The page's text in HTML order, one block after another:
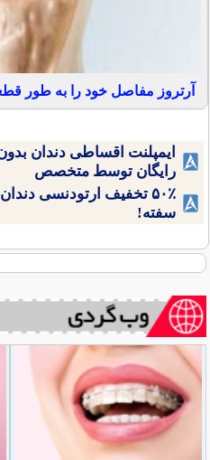
آرتروز مفاصل خود را به طور
ایمپلنت اقساطی دندان
رایگان توسط متخصص
۵۰٪ تخفیف ارتودنسی
سفته!